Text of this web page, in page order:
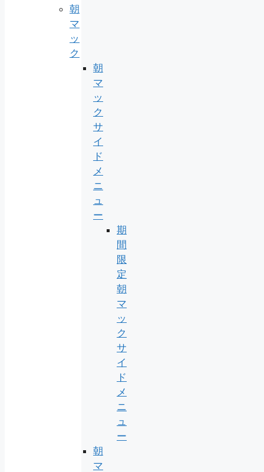
朝
マ
ッ
ク
朝
マ
ッ
ク
サ
イ
ド
メ
ニ
ュ
ー
期
間
限
定
朝
マ
ッ
ク
サ
イ
ド
メ
ニ
ュ
ー
朝
マ